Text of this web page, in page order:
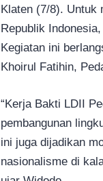
Klaten (7/8). Untuk
Republik
Kegiatan ini
Khoirul Fatihin,
“Kerja Bakti LDII
pembangunan
ini juga dijadikan
nasionalisme di